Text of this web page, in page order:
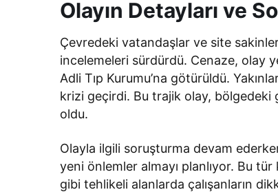
Olayın Detayları ve
Çevredeki vatandaşlar ve site
incelemeleri sürdürdü. Cenaze, olay
Adli Tıp Kurumu’na götürüldü.
krizi geçirdi. Bu trajik olay,
oldu.
Olayla ilgili soruşturma devam
yeni önlemler almayı planlıyor. Bu
gibi tehlikeli alanlarda çalışanların